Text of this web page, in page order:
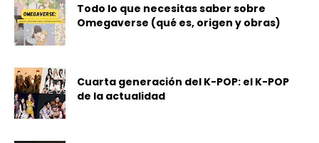
Todo lo que necesitas saber sobre
Omegaverse (qué es, origen y obras)
Cuarta generación del K-POP: el K-POP
de la actualidad